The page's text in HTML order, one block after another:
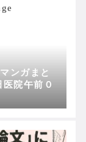
ンガまと
院午前０